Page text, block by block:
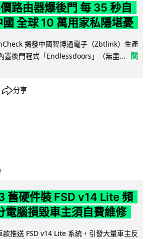
路由器爆後門 每 35 秒自
全球 10 萬用家私隱堪憂
揭發中國智博通電子（Zbtlink）生產
置後門程式「Endlessdoors」（無盡...
閱
分享
舊硬件裝 FSD v14 Lite 頻
電腦損毀車主須自費維修
推送 FSD v14 Lite 系統，引發大量車主反